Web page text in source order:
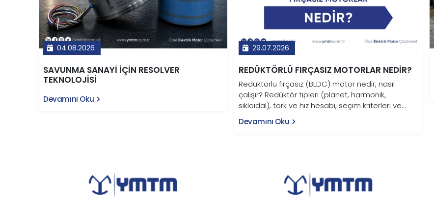
04.08.2026
SAVUNMA SANAYİ İÇİN RESOLVER
TEKNOLOJİSİ
Devamını Oku
29.07.2026
REDÜKTÖRLÜ FIRÇASIZ MOTORLAR NEDIR?
Redüktörlü fırçasız (BLDC) motor nedir, nasıl
çalışır? Redüktör tipleri (planet, harmonik,
sikloidal), tork ve hız hesabı, seçim kriterleri ve
robotik, AGV, savunma uygulamaları bu rehberde.
Devamını Oku